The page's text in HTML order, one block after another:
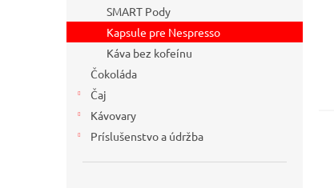
SMART Pody
Kapsule pre Nespresso
Káva bez kofeínu
Čokoláda
Čaj
Kávovary
Príslušenstvo a údržba